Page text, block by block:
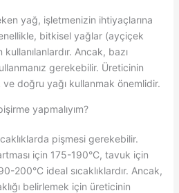
yağ, işletmenizin ihtiyaçlarına
bitkisel yağlar (ayçiçek
kullanılanlardır. Ancak, bazı
gerekebilir. Üreticinin
ve doğru yağı kullanmak önemlidir.
yapmalıyım?
pişmesi gerekebilir.
için 175-190°C, tavuk için
200°C ideal sıcaklıklardır. Ancak,
belirlemek için üreticinin